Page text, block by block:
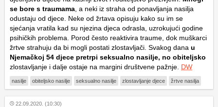
se bore s traumama , a neki iz straha od ponavljanja nasilja
odustaju od djece. Neke od žrtava opisuju kako su im se
sjećanja vratila kad su njezina djeca odrasla, uzrokujući godine
psihičkih problema. Porod često reaktivira traume, dok muškarci
žrtve strahuju da bi mogli postati zlostavljači. Svakog dana u
Njemačkoj 54 djece pretrpi seksualno nasilje, no obiteljsko
zlostavljanje i dalje ostaje na margini društvene pažnje. DW
nasilje obiteljsko nasilje seksualno nasilje zlostavljanje djece žrtve nasilja
22.09.2020. (10:30)